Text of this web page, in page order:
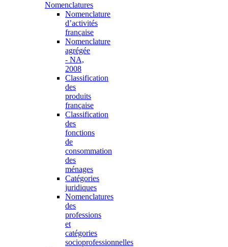
Nomenclatures
Nomenclature
d’activités
française
Nomenclature
agrégée
- NA,
2008
Classification
des
produits
française
Classification
des
fonctions
de
consommation
des
ménages
Catégories
juridiques
Nomenclatures
des
professions
et
catégories
socioprofessionnelles